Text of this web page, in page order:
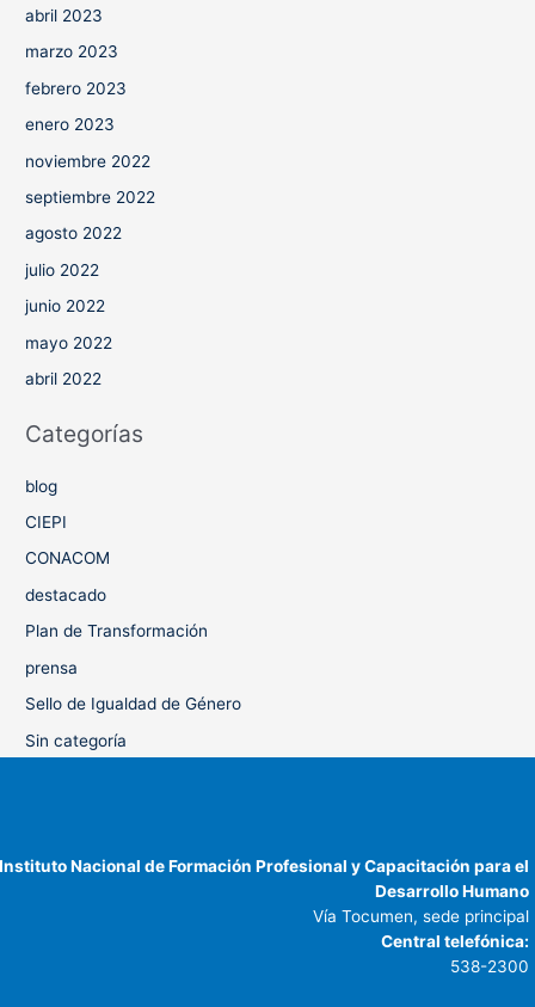
abril 2023
marzo 2023
febrero 2023
enero 2023
noviembre 2022
septiembre 2022
agosto 2022
julio 2022
junio 2022
mayo 2022
abril 2022
Categorías
blog
CIEPI
CONACOM
destacado
Plan de Transformación
prensa
Sello de Igualdad de Género
Sin categoría
Instituto Nacional de Formación Profesional y Capacitación para el
Desarrollo Humano
Vía Tocumen, sede principal
Central telefónica:
538-2300